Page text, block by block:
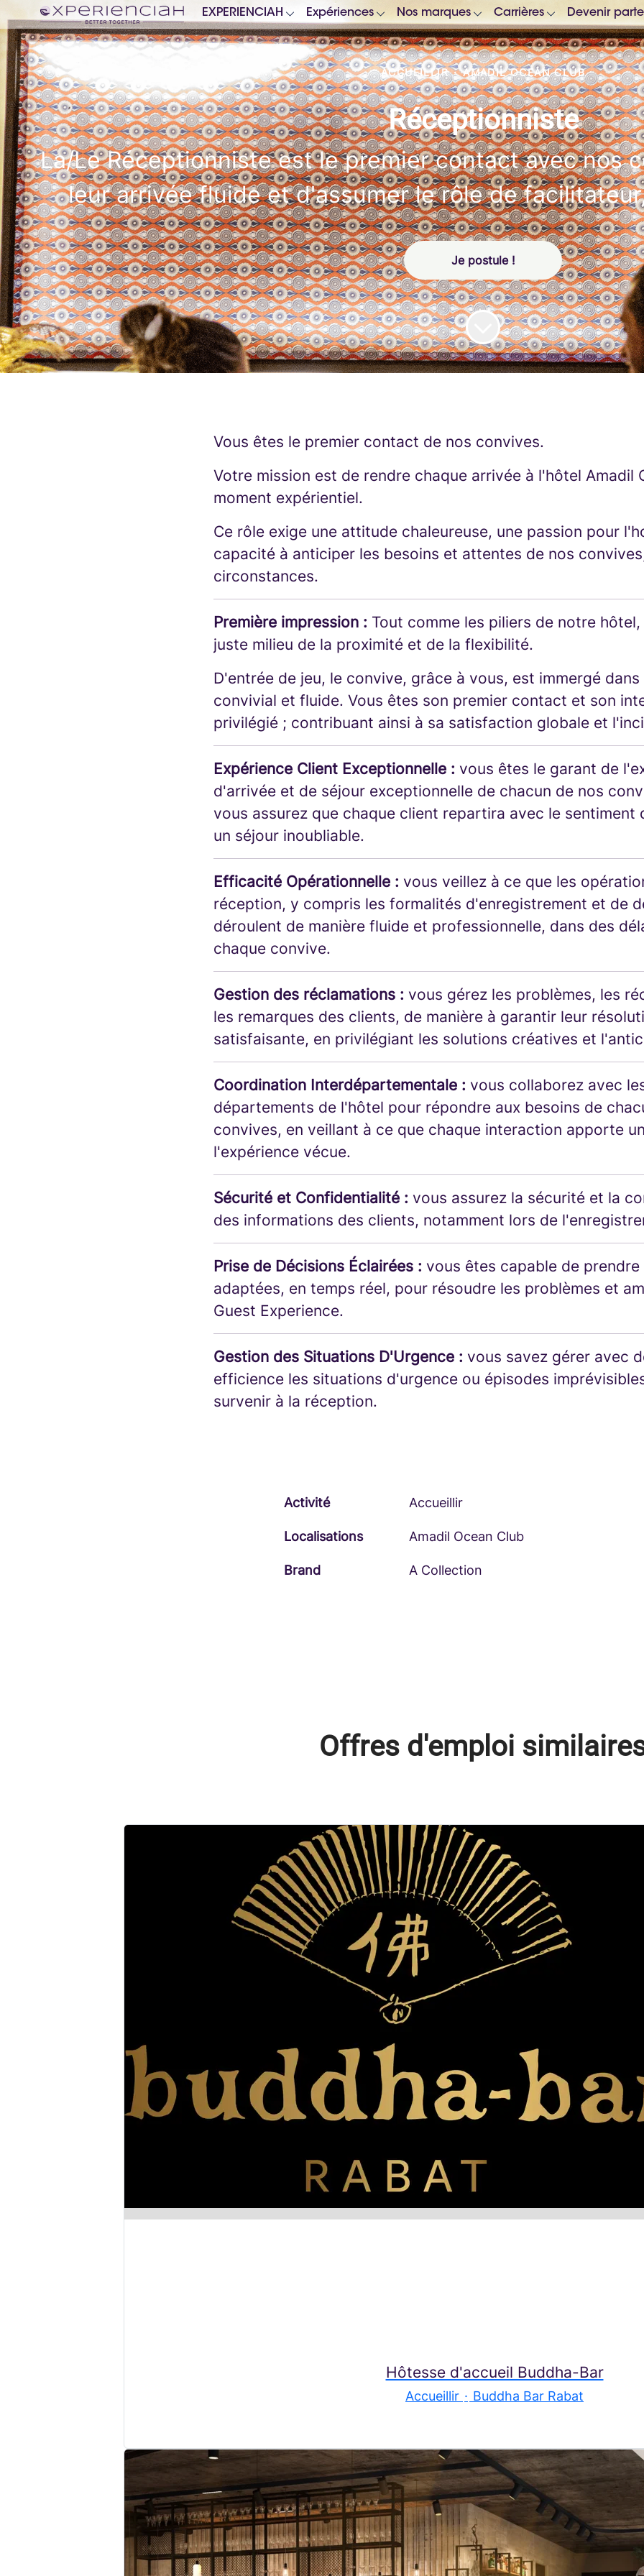
ACCUEILLIR · AMADIL OCEAN CLUB
Réceptionniste
La/Le Réceptionniste est le premier contact avec nos
leur arrivée fluide et d'assumer le rôle de
Je postule !
Vous êtes le premier contact de nos convives.
Votre mission est de rendre chaque arrivée à l'hôtel Amadil
moment expérientiel.
Ce rôle exige une attitude chaleureuse, une passion pour
capacité à anticiper les besoins et attentes de nos
circonstances.
Première impression : Tout comme les piliers de notre
juste milieu de la proximité et de la flexibilité.
D'entrée de jeu, le convive, grâce à vous, est immergé dans
convivial et fluide. Vous êtes son premier contact et son
privilégié ; contribuant ainsi à sa satisfaction globale et
Expérience Client Exceptionnelle : vous êtes le garant de
d'arrivée et de séjour exceptionnelle de chacun de nos
vous assurez que chaque client repartira avec le sentiment
un séjour inoubliable.
Efficacité Opérationnelle : vous veillez à ce que les
réception, y compris les formalités d'enregistrement et de
déroulent de manière fluide et professionnelle, dans des
chaque convive.
Gestion des réclamations : vous gérez les problèmes, les
les remarques des clients, de manière à garantir leur
satisfaisante, en privilégiant les solutions créatives et
Coordination Interdépartementale : vous collaborez avec
départements de l'hôtel pour répondre aux besoins de
convives, en veillant à ce que chaque interaction apporte
l'expérience vécue.
Sécurité et Confidentialité : vous assurez la sécurité et la
des informations des clients, notamment lors de
Prise de Décisions Éclairées : vous êtes capable de
adaptées, en temps réel, pour résoudre les problèmes et
Guest Experience.
Gestion des Situations D'Urgence : vous savez gérer avec
efficience les situations d'urgence ou épisodes
survenir à la réception.
Activité Accueillir
Localisations Amadil Ocean Club
Brand A Collection
Offres d'emploi
Hôtesse d'accueil Buddha-Bar
Accueillir · Buddha Bar Rabat
EXPERIENCIAH Expériences Nos marques Carrières Devenir